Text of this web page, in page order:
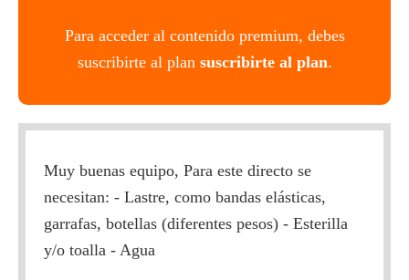
Para acceder al contenido premium, debes
suscribirte al plan suscribirte al plan.
Muy buenas equipo, Para este directo se
necesitan: - Lastre, como bandas elásticas,
garrafas, botellas (diferentes pesos) - Esterilla
y/o toalla - Agua